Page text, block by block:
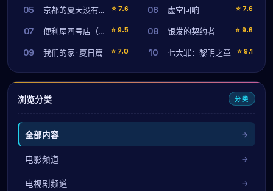
05 京都的夏天没有结束 ⭐ 7.6 06 虚空回响 ⭐ 7.6
07 便利屋四号店（蓝光珍藏版） ⭐ 9.5 08 银发的契约者 ⭐ 9.6
09 我们的家 · 夏日篇 ⭐ 7.0 10 七大罪：黎明之章 ⭐ 9.1
浏览分类 分类
全部内容
电影频道
电视剧频道